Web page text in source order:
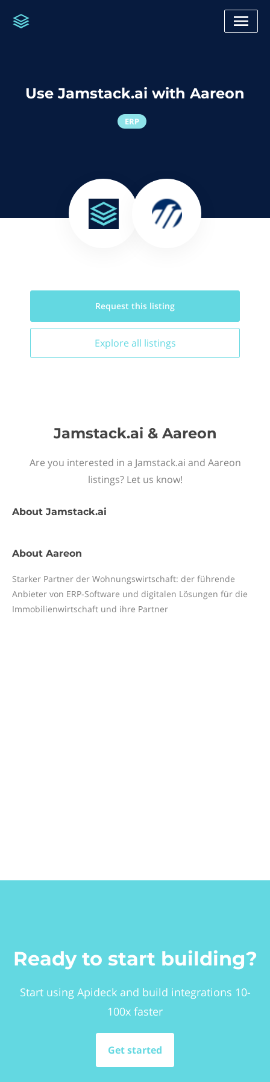
Use Jamstack.ai with Aareon
ERP
Request this listing
Explore all listings
Jamstack.ai & Aareon
Are you interested in a Jamstack.ai and Aareon
listings? Let us know!
About Jamstack.ai
About Aareon
Starker Partner der Wohnungswirtschaft: der führende
Anbieter von ERP-Software und digitalen Lösungen für die
Immobilienwirtschaft und ihre Partner
Ready to start building?
Start using Apideck and build integrations 10-
100x faster
Get started